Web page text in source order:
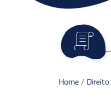
Home /